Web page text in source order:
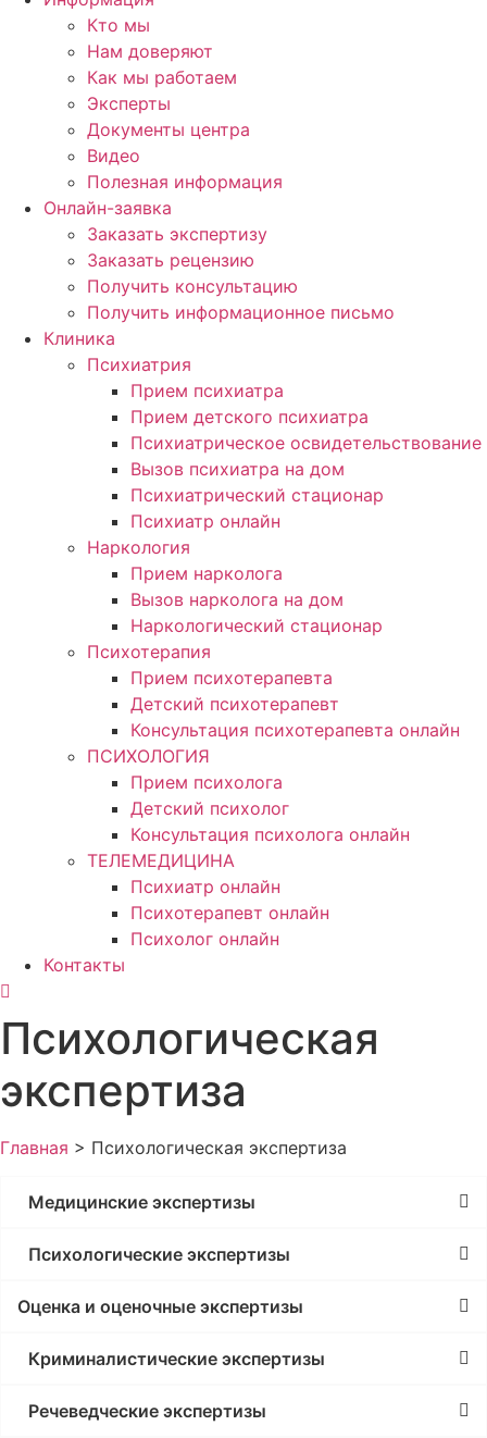
Кто мы
Нам доверяют
Как мы работаем
Эксперты
Документы центра
Видео
Полезная информация
Онлайн-заявка
Заказать экспертизу
Заказать рецензию
Получить консультацию
Получить информационное письмо
Клиника
Психиатрия
Прием психиатра
Прием детского психиатра
Психиатрическое освидетельствование
Вызов психиатра на дом
Психиатрический стационар
Психиатр онлайн
Наркология
Прием нарколога
Вызов нарколога на дом
Наркологический стационар
Психотерапия
Прием психотерапевта
Детский психотерапевт
Консультация психотерапевта онлайн
ПСИХОЛОГИЯ
Прием психолога
Детский психолог
Консультация психолога онлайн
ТЕЛЕМЕДИЦИНА
Психиатр онлайн
Психотерапевт онлайн
Психолог онлайн
Контакты
Психологическая
экспертиза
Главная > Психологическая экспертиза
Медицинские экспертизы
Психологические экспертизы
Оценка и оценочные экспертизы
Криминалистические экспертизы
Речеведческие экспертизы